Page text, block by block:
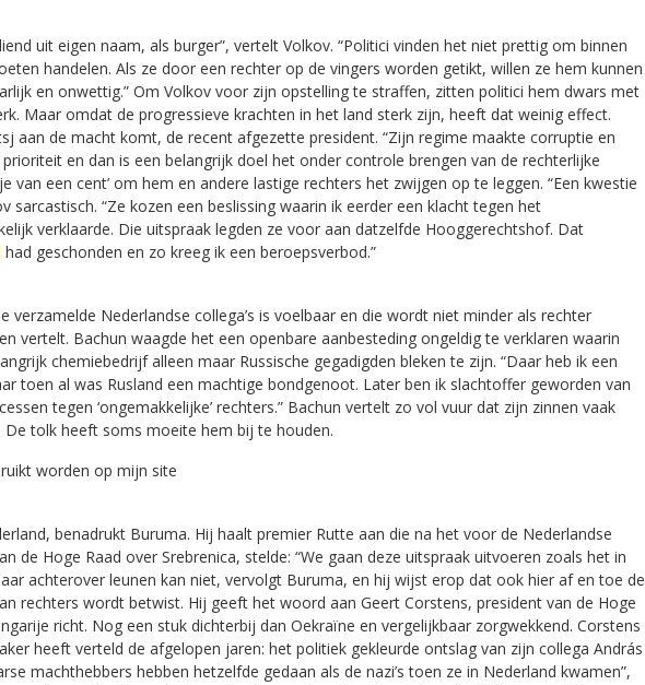
uit eigen naam, als burger”, vertelt Volkov. “Politici vinden het niet prettig om binnen
handelen. Als ze door een rechter op de vingers worden getikt, willen ze hem kunnen
en onwettig.” Om Volkov voor zijn opstelling te straffen, zitten politici hem dwars met
Maar omdat de progressieve krachten in het land sterk zijn, heeft dat weinig effect.
aan de macht komt, de recent afgezette president. “Zijn regime maakte corruptie en
en dan is een belangrijk doel het onder controle brengen van de rechterlijke
van een cent’ om hem en andere lastige rechters het zwijgen op te leggen. “Een kwestie
sarcastisch. “Ze kozen een beslissing waarin ik eerder een klacht tegen het
verklaarde. Die uitspraak legden ze voor aan datzelfde Hooggerechtshof. Dat
had geschonden en zo kreeg ik een beroepsverbod.”
verzamelde Nederlandse collega’s is voelbaar en die wordt niet minder als rechter
vertelt. Bachun waagde het een openbare aanbesteding ongeldig te verklaren waarin
chemiebedrijf alleen maar Russische gegadigden bleken te zijn. “Daar heb ik een
toen al was Rusland een machtige bondgenoot. Later ben ik slachtoffer geworden van
tegen ‘ongemakkelijke’ rechters.” Bachun vertelt zo vol vuur dat zijn zinnen vaak
De tolk heeft soms moeite hem bij te houden.
worden op mijn site
benadrukt Buruma. Hij haalt premier Rutte aan die na het voor de Nederlandse
de Hoge Raad over Srebrenica, stelde: “We gaan deze uitspraak uitvoeren zoals het in
achterover leunen kan niet, vervolgt Buruma, en hij wijst erop dat ook hier af en toe de
rechters wordt betwist. Hij geeft het woord aan Geert Corstens, president van de Hoge
richt. Nog een stuk dichterbij dan Oekraïne en vergelijkbaar zorgwekkend. Corstens
heeft verteld de afgelopen jaren: het politiek gekleurde ontslag van zijn collega András
machthebbers hebben hetzelfde gedaan als de nazi’s toen ze in Nederland kwamen”,